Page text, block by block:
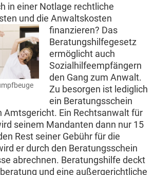
in einer Notlage rechtliche
und die Anwaltskosten
finanzieren? Das
Beratungshilfegesetz
ermöglicht auch
Sozialhilfeempfängern
den Gang zum Anwalt.
Zu besorgen ist lediglich
ein Beratungsschein
Amtsgericht. Ein Rechtsanwalt für
seinem Mandanten dann nur 15
Rest seiner Gebühr für die
er durch den Beratungsschein
abrechnen. Beratungshilfe deckt
und eine außergerichtliche